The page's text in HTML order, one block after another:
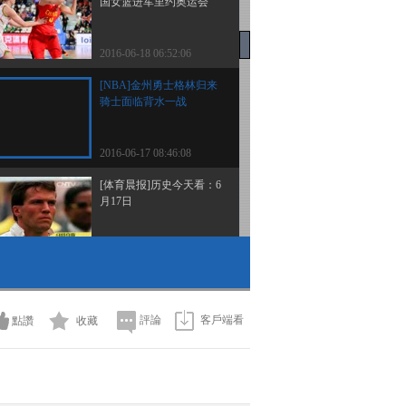
2016-06-18 06:52:06
[NBA]金州勇士格林归来
骑士面临背水一战
2016-06-17 08:46:08
[体育晨报]历史今天看：6
月17日
2016-06-17 08:43:06
士”期待收获两连胜
點讚 收藏 評論 客戶端看